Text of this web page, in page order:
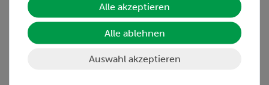
Projekte und Lösungen
Stellenangebote
Beratung & Showroom
Inventarisierungs- &
Alle akzeptieren
Alle ablehnen
Auswahl akzeptieren